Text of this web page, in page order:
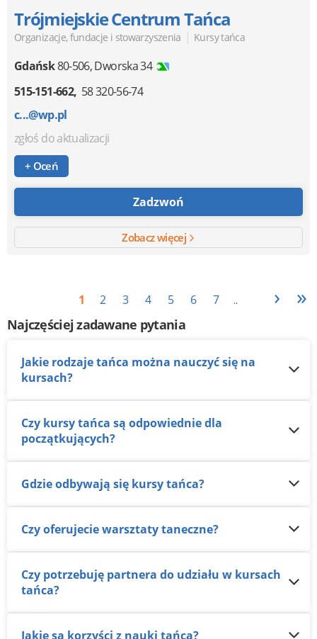
Trójmiejskie Centrum Tańca
Organizacje, fundacje i stowarzyszenia | Kursy tańca
Gdańsk80-506,Dworska 34
515-151-662 58 320-56-74
c...@wp.pl
zgłoś do aktualizacji
+ Oceń
Zadzwoń
Zobacz więcej
1 2 3 4 5 6 7 .. › »
Najczęściej zadawane pytania
Jakie rodzaje tańca można nauczyć się na
kursach?
Czy kursy tańca są odpowiednie dla
początkujących?
Gdzie odbywają się kursy tańca?
Czy oferujecie warsztaty taneczne?
Czy potrzebuję partnera do udziału w kursach
tańca?
Jakie są korzyści z nauki tańca?